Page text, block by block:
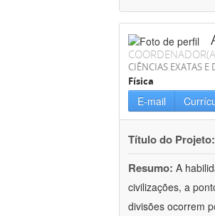
CIÊNCIAS EXATAS E
Física
E-mail
Título do Projeto:
Resumo: A
civilizações, a
divisões ocorrem